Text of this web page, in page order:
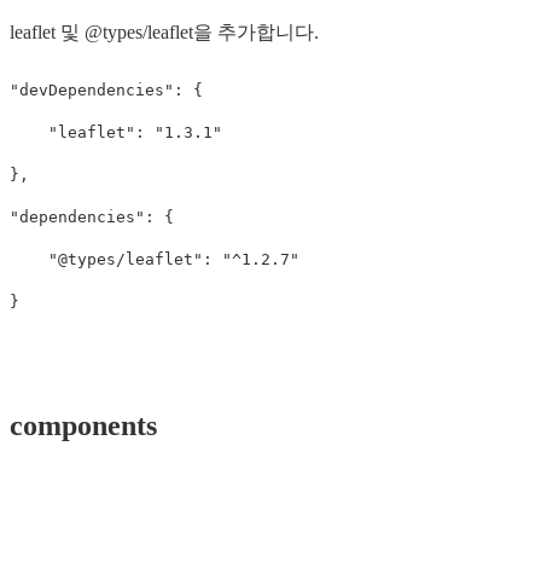
leaflet 및 @types/leaflet을 추가합니다.
"devDependencies": {
    "leaflet": "1.3.1"
},
"dependencies": {
    "@types/leaflet": "^1.2.7"
components